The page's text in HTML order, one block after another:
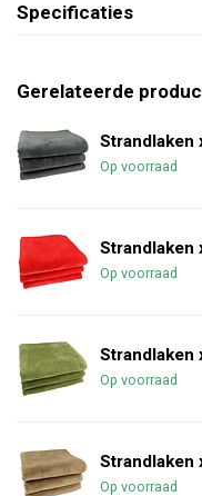
Specificaties
Gerelateerde
Strandlaken
Op voorraad
Strandlaken
Op voorraad
Strandlaken
Op voorraad
Strandlaken
Op voorraad